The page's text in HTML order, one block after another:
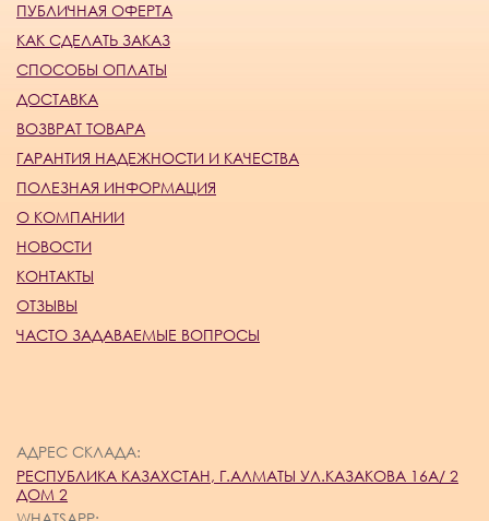
ПУБЛИЧНАЯ ОФЕРТА
КАК СДЕЛАТЬ ЗАКАЗ
СПОСОБЫ ОПЛАТЫ
ДОСТАВКА
ВОЗВРАТ ТОВАРА
ГАРАНТИЯ НАДЕЖНОСТИ И КАЧЕСТВА
ПОЛЕЗНАЯ ИНФОРМАЦИЯ
О КОМПАНИИ
НОВОСТИ
КОНТАКТЫ
ОТЗЫВЫ
ЧАСТО ЗАДАВАЕМЫЕ ВОПРОСЫ
АДРЕС СКЛАДА:
РЕСПУБЛИКА КАЗАХСТАН, Г.АЛМАТЫ УЛ.КАЗАКОВА 16А/ 2
ДОМ 2